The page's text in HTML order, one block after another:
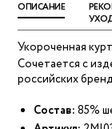
ОПИСАНИЕ
Укороченная
Сочетается с
российских
Состав: 85%